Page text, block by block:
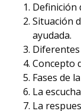
Definición
Situación
ayudada.
Concepto
Fases de
La
La